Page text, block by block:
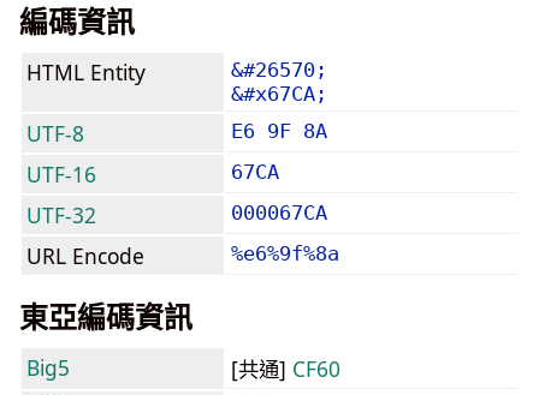
編碼資訊
HTML Entity
&#26570;
&#x67CA;
UTF-8 E6 9F 8A
UTF-16 67CA
UTF-32 000067CA
URL Encode %e6%9f%8a
東亞編碼資訊
Big5 [共通] CF60